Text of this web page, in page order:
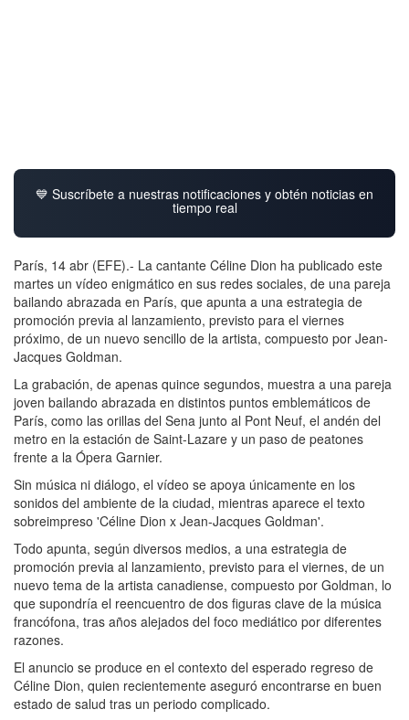
💙 Suscríbete a nuestras notificaciones y obtén noticias en
tiempo real
París, 14 abr (EFE).- La cantante Céline Dion ha publicado este
martes un vídeo enigmático en sus redes sociales, de una pareja
bailando abrazada en París, que apunta a una estrategia de
promoción previa al lanzamiento, previsto para el viernes
próximo, de un nuevo sencillo de la artista, compuesto por Jean-
Jacques Goldman.
La grabación, de apenas quince segundos, muestra a una pareja
joven bailando abrazada en distintos puntos emblemáticos de
París, como las orillas del Sena junto al Pont Neuf, el andén del
metro en la estación de Saint-Lazare y un paso de peatones
frente a la Ópera Garnier.
Sin música ni diálogo, el vídeo se apoya únicamente en los
sonidos del ambiente de la ciudad, mientras aparece el texto
sobreimpreso 'Céline Dion x Jean-Jacques Goldman'.
Todo apunta, según diversos medios, a una estrategia de
promoción previa al lanzamiento, previsto para el viernes, de un
nuevo tema de la artista canadiense, compuesto por Goldman, lo
que supondría el reencuentro de dos figuras clave de la música
francófona, tras años alejados del foco mediático por diferentes
razones.
El anuncio se produce en el contexto del esperado regreso de
Céline Dion, quien recientemente aseguró encontrarse en buen
estado de salud tras un periodo complicado.